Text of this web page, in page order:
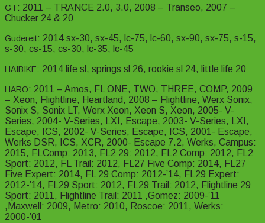
GT: 2011 – TRANCE 2.0, 3.0, 2008 – Transeo, 2007 –
Chucker 24 & 20
Gudereit: 2014 sx-30, sx-45, lc-75, lc-60, sx-90, sx-75, s-15,
s-30, cs-15, cs-30, lc-35, lc-45
HAIBIKE: 2014 life sl, springs sl 26, rookie sl 24, little life 20
HARO: 2011 – Amos, FL ONE, TWO, THREE, COMP, 2009
– Xeon, Flightline, Heartland, 2008 – Flightline, Werx Sonix,
Sonix S, Sonix LT, Werx Xeon, Xeon S, Xeon, 2005- V-
Series, 2004- V-Series, LXI, Escape, 2003- V-Series, LXI,
Escape, ICS, 2002- V-Series, Escape, ICS, 2001- Escape,
Werks DSR, ICS, XCR, 2000- Escape 7.2, Werks, Campus:
2015, FLComp: 2013, FL2 29: 2012, FL2 Comp: 2012, FL2
Sport: 2012, FL Trail: 2012, FL27 Five Comp: 2014, FL27
Five Expert: 2014, FL 29 Comp: 2012-’14, FL29 Expert:
2012-’14, FL29 Sport: 2012, FL29 Trail: 2012, Flightline 29
Sport: 2011, Flightline Trail: 2011 ,Gomez: 2009-’11
,Maxwell: 2009, Metro: 2010, Roscoe: 2011, Werks:
2000-’01